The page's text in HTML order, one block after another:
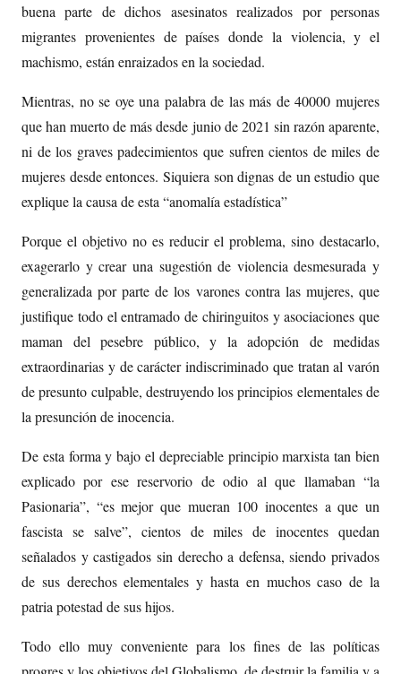
buena parte de dichos asesinatos realizados por personas
migrantes provenientes de países donde la violencia, y el
machismo, están enraizados en la sociedad.
Mientras, no se oye una palabra de las más de 40000 mujeres
que han muerto de más desde junio de 2021 sin razón aparente,
ni de los graves padecimientos que sufren cientos de miles de
mujeres desde entonces. Siquiera son dignas de un estudio que
explique la causa de esta “anomalía estadística”
Porque el objetivo no es reducir el problema, sino destacarlo,
exagerarlo y crear una sugestión de violencia desmesurada y
generalizada por parte de los varones contra las mujeres, que
justifique todo el entramado de chiringuitos y asociaciones que
maman del pesebre público, y la adopción de medidas
extraordinarias y de carácter indiscriminado que tratan al varón
de presunto culpable, destruyendo los principios elementales de
la presunción de inocencia.
De esta forma y bajo el depreciable principio marxista tan bien
explicado por ese reservorio de odio al que llamaban “la
Pasionaria”, “es mejor que mueran 100 inocentes a que un
fascista se salve”, cientos de miles de inocentes quedan
señalados y castigados sin derecho a defensa, siendo privados
de sus derechos elementales y hasta en muchos caso de la
patria potestad de sus hijos.
Todo ello muy conveniente para los fines de las políticas